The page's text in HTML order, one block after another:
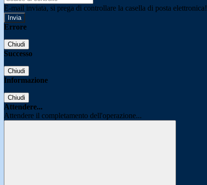
E-mail inviata, si prega di controllare la casella di posta elettronica!
Errore
Chiudi
Successo
Chiudi
Informazione
Chiudi
Attendere...
Attendere il completamento dell'operazione...